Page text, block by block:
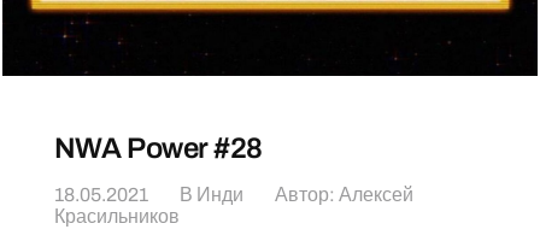
NWA Power #28
18.05.2021 В Инди Автор: Алексей
Красильников